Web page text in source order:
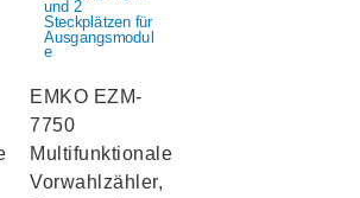
EMKO EZM-
7750
Multifunktionaler
Vorwahlzähler,